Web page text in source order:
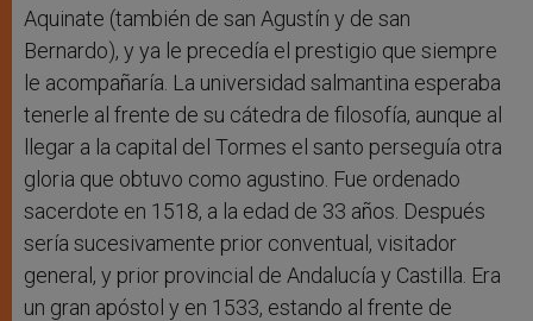
Aquinate (también de san Agustín y de san
Bernardo), y ya le precedía el prestigio que siempre
le acompañaría. La universidad salmantina esperaba
tenerle al frente de su cátedra de filosofía, aunque al
llegar a la capital del Tormes el santo perseguía otra
gloria que obtuvo como agustino. Fue ordenado
sacerdote en 1518, a la edad de 33 años. Después
sería sucesivamente prior conventual, visitador
general, y prior provincial de Andalucía y Castilla. Era
un gran apóstol y en 1533, estando al frente de